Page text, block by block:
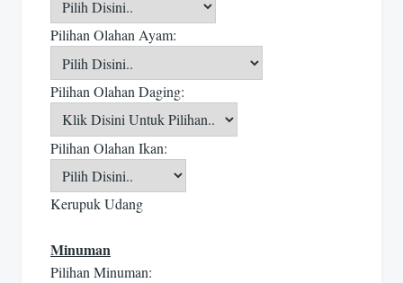
Pilihan Olahan Ayam:
Pilihan Olahan Daging:
Pilihan Olahan Ikan:
Kerupuk Udang
Minuman
Pilihan Minuman: